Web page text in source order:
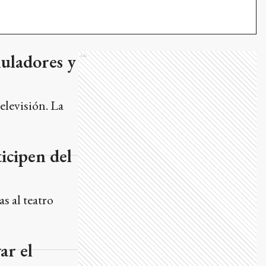
y
La
del
al teatro
el
Ads